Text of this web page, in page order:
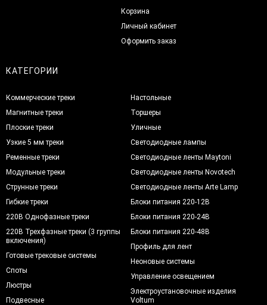
Корзина
Личный кабинет
Оформить заказ
КАТЕГОРИИ
Коммерческие треки
Магнитные треки
Плоские треки
Узкие 5 мм треки
Ременные треки
Модульные треки
Струнные треки
Гибкие треки
220В Однофазные треки
220В Трехфазные треки (3 группы
включения)
Готовые трековые системы
Споты
Люстры
Подвесные
Настольные
Торшеры
Уличные
Светодиодные лампы
Светодиодные ленты Maytoni
Светодиодные ленты Novotech
Светодиодные ленты Arte Lamp
Блоки питания 220-12В
Блоки питания 220-24В
Блоки питания 220-48В
Профиль для лент
Неоновые системы
Управление освещением
Электроустановочные изделия
Voltum